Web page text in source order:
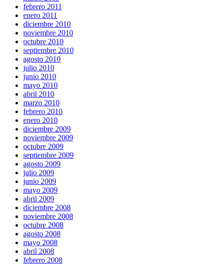
febrero 2011
enero 2011
diciembre 2010
noviembre 2010
octubre 2010
septiembre 2010
agosto 2010
julio 2010
junio 2010
mayo 2010
abril 2010
marzo 2010
febrero 2010
enero 2010
diciembre 2009
noviembre 2009
octubre 2009
septiembre 2009
agosto 2009
julio 2009
junio 2009
mayo 2009
abril 2009
diciembre 2008
noviembre 2008
octubre 2008
agosto 2008
mayo 2008
abril 2008
febrero 2008